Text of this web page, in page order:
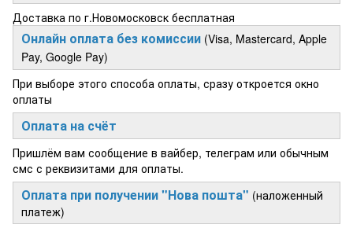
Доставка по г.Новомосковск бесплатная
Онлайн оплата без комиссии (Visa, Mastercard, Apple
Pay, Google Pay)
При выборе этого способа оплаты, сразу откроется окно
оплаты
Оплата на счёт
Пришлём вам сообщение в вайбер, телеграм или обычным
смс с реквизитами для оплаты.
Оплата при получении "Нова пошта" (наложенный
платеж)